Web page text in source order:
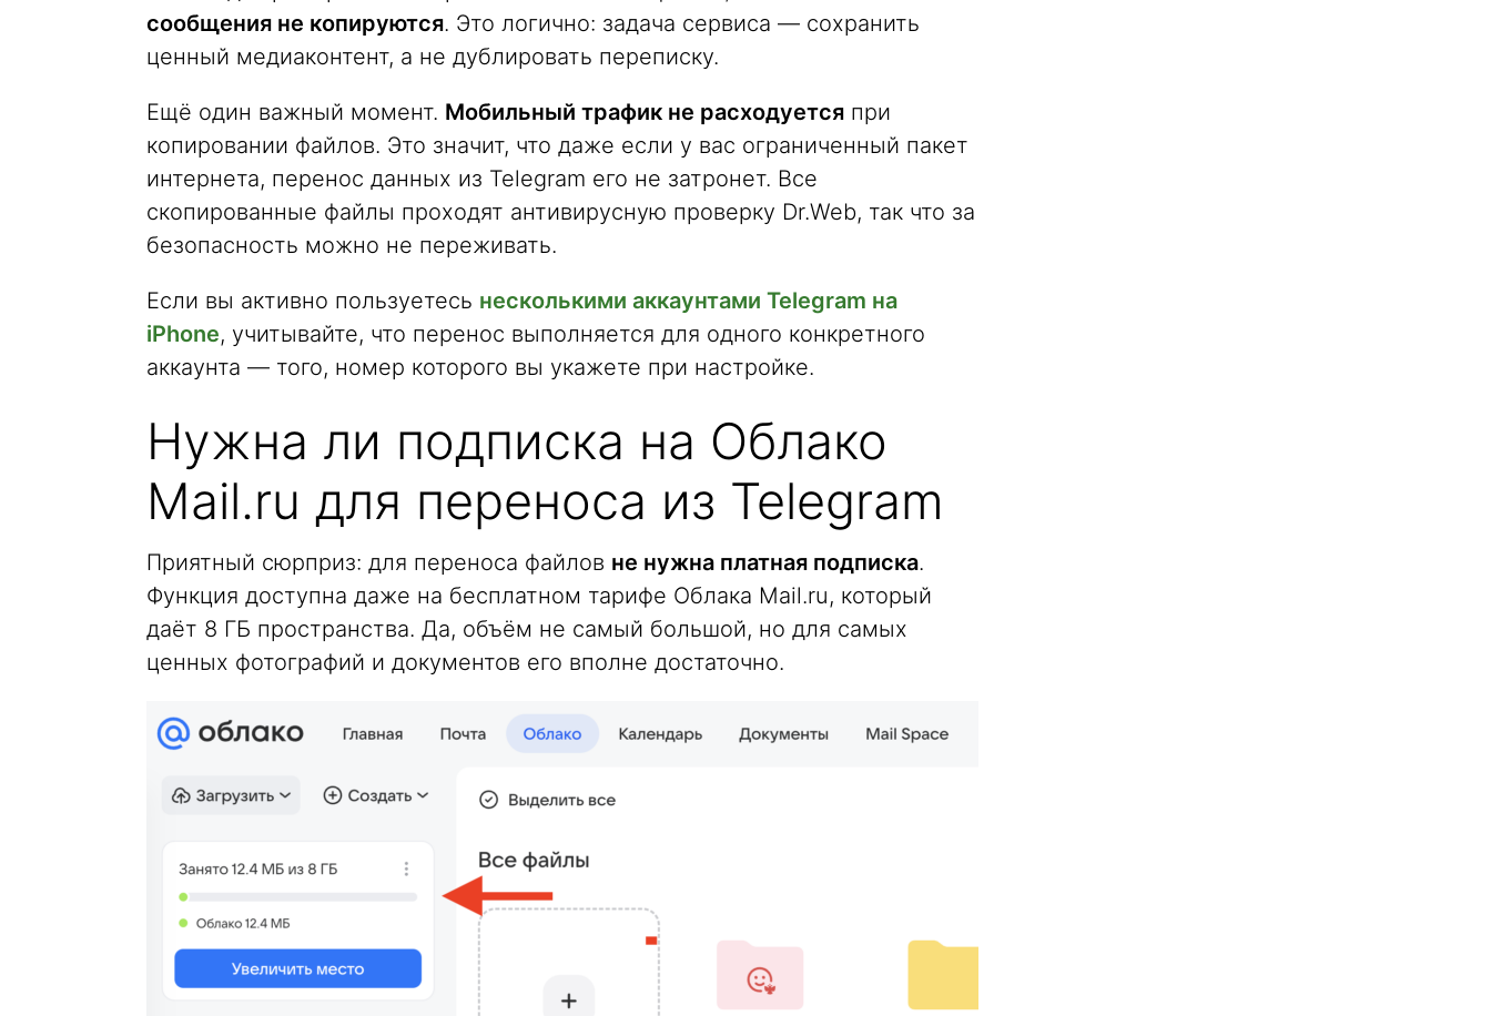
сообщения не копируются. Это логично: задача сервиса — сохранить
ценный медиаконтент, а не дублировать переписку.
Ещё один важный момент. Мобильный трафик не расходуется при
копировании файлов. Это значит, что даже если у вас ограниченный пакет
интернета, перенос данных из Telegram его не затронет. Все
скопированные файлы проходят антивирусную проверку Dr.Web, так что за
безопасность можно не переживать.
Если вы активно пользуетесь несколькими аккаунтами Telegram на
iPhone, учитывайте, что перенос выполняется для одного конкретного
аккаунта — того, номер которого вы укажете при настройке.
Нужна ли подписка на Облако
Mail.ru для переноса из Telegram
Приятный сюрприз: для переноса файлов не нужна платная подписка.
Функция доступна даже на бесплатном тарифе Облака Mail.ru, который
даёт 8 ГБ пространства. Да, объём не самый большой, но для самых
ценных фотографий и документов его вполне достаточно.